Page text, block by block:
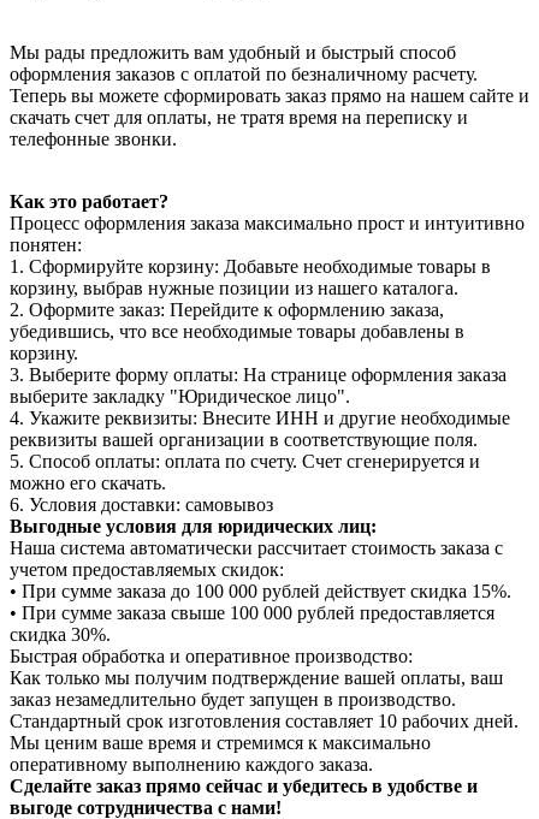
Мы рады предложить вам удобный и быстрый способ
оформления заказов с оплатой по безналичному расчету.
Теперь вы можете сформировать заказ прямо на нашем сайте и
скачать счет для оплаты, не тратя время на переписку и
телефонные звонки.
Как это работает?
Процесс оформления заказа максимально прост и интуитивно
понятен:
1. Сформируйте корзину: Добавьте необходимые товары в
корзину, выбрав нужные позиции из нашего каталога.
2. Оформите заказ: Перейдите к оформлению заказа,
убедившись, что все необходимые товары добавлены в
корзину.
3. Выберите форму оплаты: На странице оформления заказа
выберите закладку "Юридическое лицо".
4. Укажите реквизиты: Внесите ИНН и другие необходимые
реквизиты вашей организации в соответствующие поля.
5. Способ оплаты: оплата по счету. Счет сгенерируется и
можно его скачать.
6. Условия доставки: самовывоз
Выгодные условия для юридических лиц:
Наша система автоматически рассчитает стоимость заказа с
учетом предоставляемых скидок:
• При сумме заказа до 100 000 рублей действует скидка 15%.
• При сумме заказа свыше 100 000 рублей предоставляется
скидка 30%.
Быстрая обработка и оперативное производство:
Как только мы получим подтверждение вашей оплаты, ваш
заказ незамедлительно будет запущен в производство.
Стандартный срок изготовления составляет 10 рабочих дней.
Мы ценим ваше время и стремимся к максимально
оперативному выполнению каждого заказа.
Сделайте заказ прямо сейчас и убедитесь в удобстве и
выгоде сотрудничества с нами!